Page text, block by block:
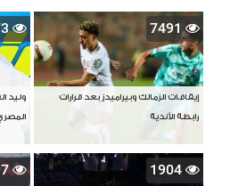
7491
إيقافات الزمالك وبيراميدز بعد قرارات
رابطة الأندية
وليد
1904